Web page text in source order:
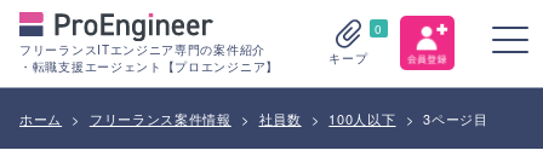
フリーランスITエンジニア専門の案件紹介
・転職支援エージェント【プロエンジニア】
0
キープ
ホーム > フリーランス案件情報 > 社員数 > 100人以下 > 3ページ目